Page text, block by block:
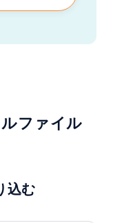
ファイル
込む